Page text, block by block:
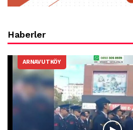
Haberler
ARNAVUTKÖY